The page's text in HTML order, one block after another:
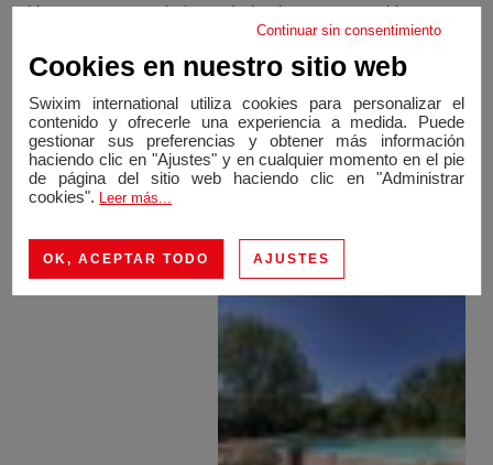
Un garage, un coin buanderie viennent compléter cette
Vous profiterez de l'extérieur de cette maison grâce à
terrasse donnant sur la piscine mais aussi grâce à son
terrain d'environ 1216 m2 arboré avec des arbres
fruitiers.
Vous serez séduit par le charme de cette maison alliant
Continuar sin consentimiento
Cookies en nuestro sitio web
Swixim international utiliza cookies para personalizar el
contenido y ofrecerle una experiencia a medida. Puede
gestionar sus preferencias y obtener más información
haciendo clic en "Ajustes" y en cualquier momento en el pie
de página del sitio web haciendo clic en "Administrar
cookies". Leer más...
OK, ACEPTAR TODO AJUSTES